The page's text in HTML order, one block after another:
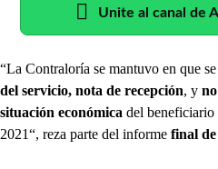
Unite al canal de
“La Contraloría se mantuvo en que
del servicio, nota de recepción, y
situación económica del
2021“, reza parte del informe final